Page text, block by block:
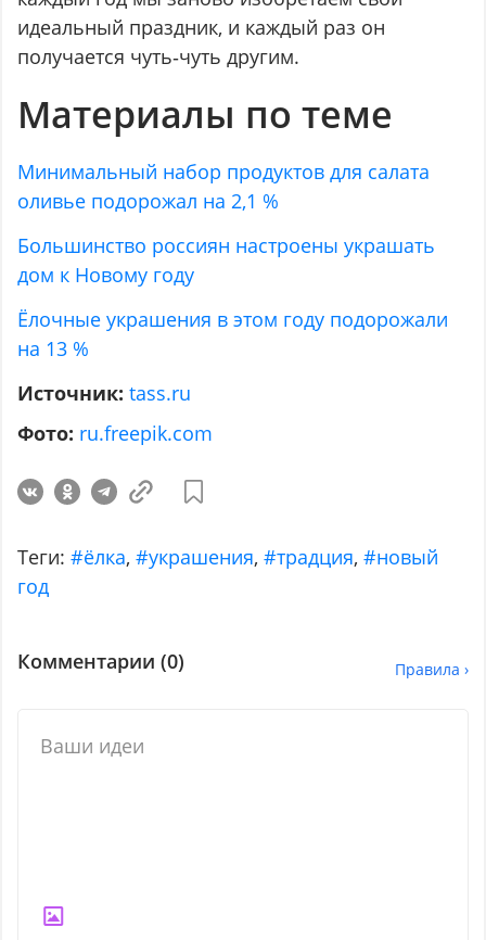
идеальный праздник, и каждый раз он
получается чуть‑чуть другим.
Материалы по теме
Минимальный набор продуктов для салата
оливье подорожал на 2,1 %
Большинство россиян настроены украшать
дом к Новому году
Ёлочные украшения в этом году подорожали
на 13 %
Источник: tass.ru
Фото: ru.freepik.com
Теги: #ёлка,#украшения,#традция,#новый
год
Комментарии (0) Правила ›